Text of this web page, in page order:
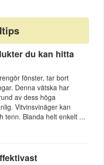
du kan hitta
fönster, tar bort
Denna vätska har
av dess höga
Vitvinsvinäger kan
tenn. Blanda helt enkelt ...